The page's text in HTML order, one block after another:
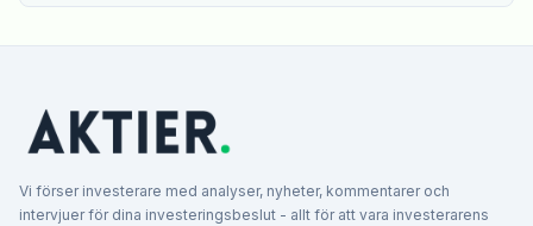
Vi förser investerare med analyser, nyheter, kommentarer och
intervjuer för dina investeringsbeslut - allt för att vara investerarens